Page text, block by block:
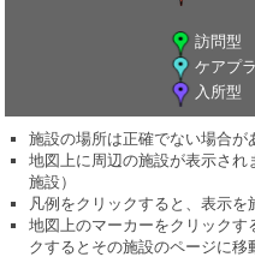
訪問型
ケアプ
入所型
施設の場所は正確でない場合が
地図上に周辺の施設が表示さ
施設）
凡例をクリックすると、表示を
地図上のマーカーをクリックす
クするとその施設のページに移